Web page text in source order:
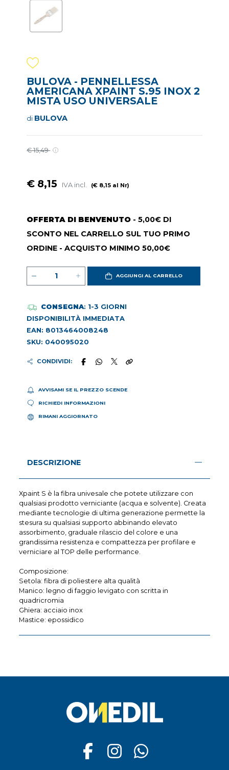
BULOVA - PENNELLESSA
AMERICANA XPAINT S.95 INOX 2
MISTA USO UNIVERSALE
di BULOVA
€ 15,49
€ 8,15 IVA incl. (€ 8,15 al Nr)
OFFERTA DI BENVENUTO - 5,00€ DI
SCONTO NEL CARRELLO SUL TUO PRIMO
ORDINE - ACQUISTO MINIMO 50,00€
AGGIUNGI AL CARRELLO
CONSEGNA: 1-3 GIORNI
DISPONIBILITÀ IMMEDIATA
EAN: 8013464008248
SKU: 040095020
CONDIVIDI:
AVVISAMI SE IL PREZZO SCENDE
RICHIEDI INFORMAZIONI
RIMANI AGGIORNATO
DESCRIZIONE
Xpaint S è la fibra univesale che potete utilizzare con
qualsiasi prodotto verniciante (acqua e solvente). Creata
mediante tecnologie di ultima generazione permette la
stesura su qualsiasi supporto abbinando elevato
assorbimento, graduale rilascio del colore e una
grandissima resistenza e compattezza per profilare e
verniciare al TOP delle performance.
Composizione:
Setola: fibra di poliestere alta qualità
Manico: legno di faggio levigato con scritta in
quadricromia
Ghiera: acciaio inox
Mastice: epossidico